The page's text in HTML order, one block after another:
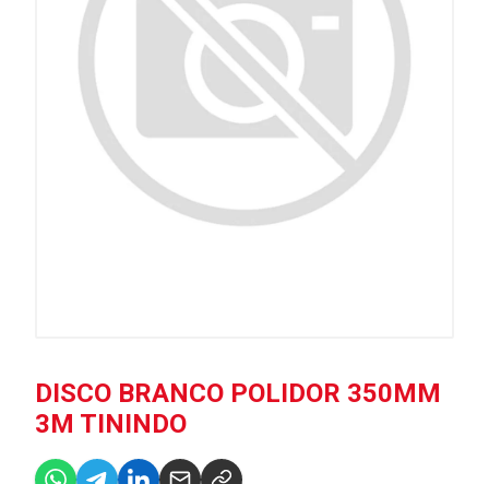
DISCO BRANCO POLIDOR 350MM
3M TININDO